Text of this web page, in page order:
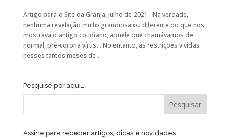
Artigo para o Site da Granja, julho de 2021 Na verdade,
nenhuma revelação muito grandiosa ou diferente do que nos
mostrava o antigo cotidiano, aquele que chamávamos de
normal, pré-corona vírus… No entanto, as restrições vividas
nesses tantos meses de...
Pesquise por aqui…
Assine para receber artigos, dicas e novidades